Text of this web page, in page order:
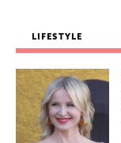
LIFESTYLE